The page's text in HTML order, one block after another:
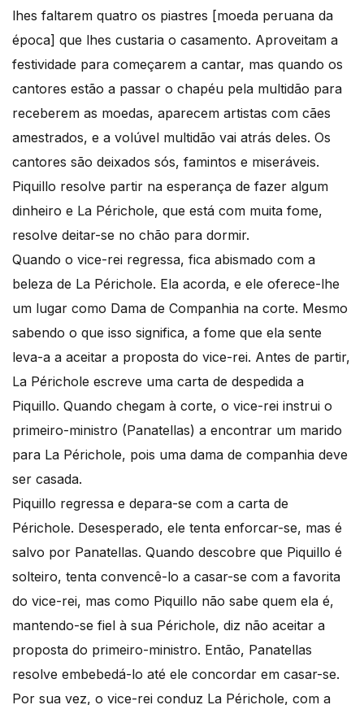
lhes faltarem quatro os piastres [moeda peruana da
época] que lhes custaria o casamento. Aproveitam a
festividade para começarem a cantar, mas quando os
cantores estão a passar o chapéu pela multidão para
receberem as moedas, aparecem artistas com cães
amestrados, e a volúvel multidão vai atrás deles. Os
cantores são deixados sós, famintos e miseráveis.
Piquillo resolve partir na esperança de fazer algum
dinheiro e La Périchole, que está com muita fome,
resolve deitar-se no chão para dormir.
Quando o vice-rei regressa, fica abismado com a
beleza de La Périchole. Ela acorda, e ele oferece-lhe
um lugar como Dama de Companhia na corte. Mesmo
sabendo o que isso significa, a fome que ela sente
leva-a a aceitar a proposta do vice-rei. Antes de partir,
La Périchole escreve uma carta de despedida a
Piquillo. Quando chegam à corte, o vice-rei instrui o
primeiro-ministro (Panatellas) a encontrar um marido
para La Périchole, pois uma dama de companhia deve
ser casada.
Piquillo regressa e depara-se com a carta de
Périchole. Desesperado, ele tenta enforcar-se, mas é
salvo por Panatellas. Quando descobre que Piquillo é
solteiro, tenta convencê-lo a casar-se com a favorita
do vice-rei, mas como Piquillo não sabe quem ela é,
mantendo-se fiel à sua Périchole, diz não aceitar a
proposta do primeiro-ministro. Então, Panatellas
resolve embebedá-lo até ele concordar em casar-se.
Por sua vez, o vice-rei conduz La Périchole, com a